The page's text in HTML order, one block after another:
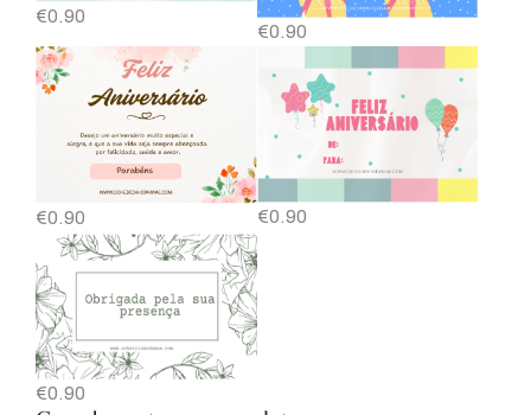
€0.90
€0.90
€0.90 €0.90
€0.90